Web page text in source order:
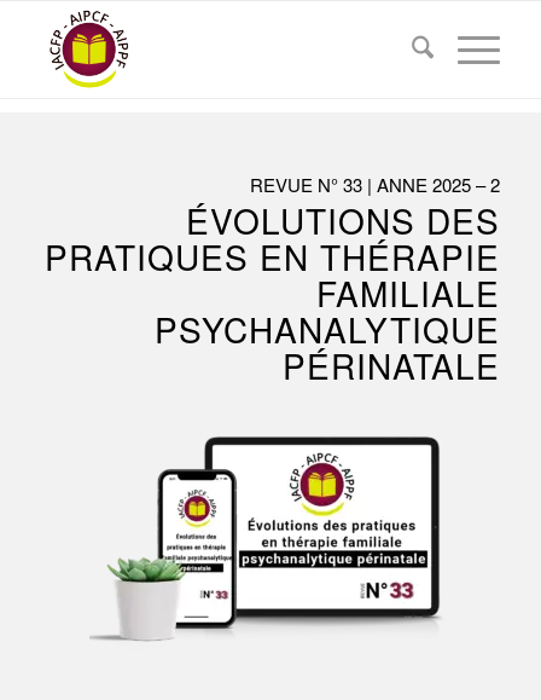
REVUE N° 33 | ANNE 2025 – 2
ÉVOLUTIONS DES
PRATIQUES EN THÉRAPIE
FAMILIALE
PSYCHANALYTIQUE
PÉRINATALE